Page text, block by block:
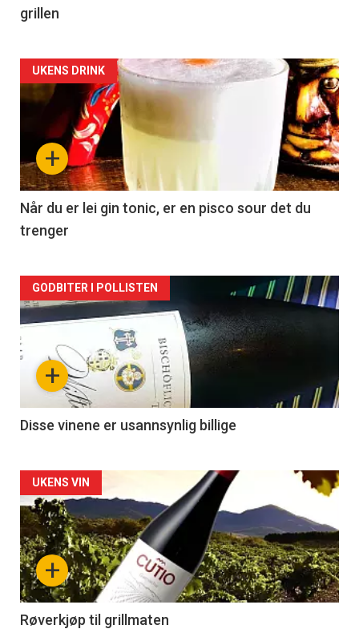
grillen
Forsiden
akkurat
nå
-
2
+
UKENS DRINK
Når du er lei gin tonic, er en pisco sour det du
trenger
Forsiden
akkurat
nå
3
+
GODBITER I POLLISTEN
Disse vinene er usannsynlig billige
Forsiden
akkurat
nå
-
4
+
UKENS VIN
Røverkjøp til grillmaten